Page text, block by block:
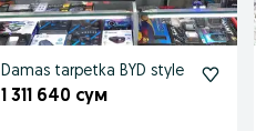
Damas tarpetka BYD style
1 311 640 сум